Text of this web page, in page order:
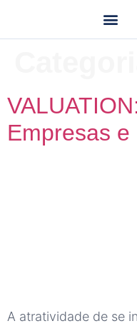
Empresas e
A atratividade de se